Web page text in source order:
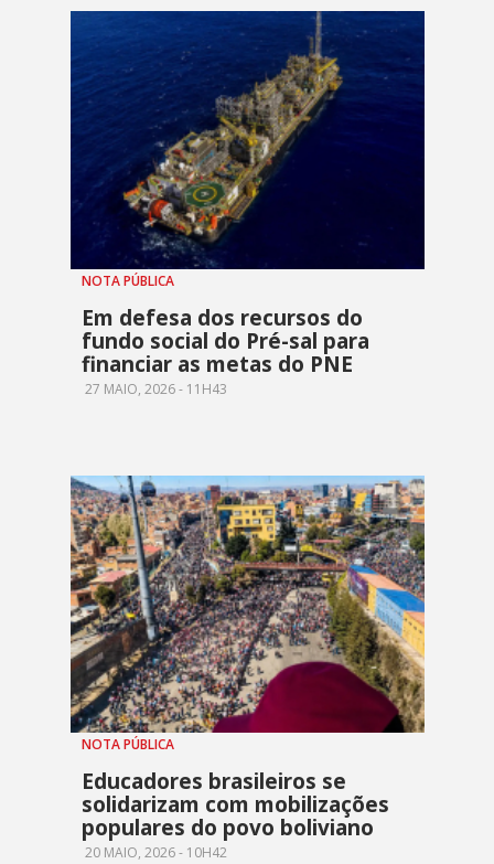
NOTA PÚBLICA
Em defesa dos recursos do
fundo social do Pré-sal para
financiar as metas do PNE
27 MAIO, 2026 - 11H43
NOTA PÚBLICA
Educadores brasileiros se
solidarizam com mobilizações
populares do povo boliviano
20 MAIO, 2026 - 10H42